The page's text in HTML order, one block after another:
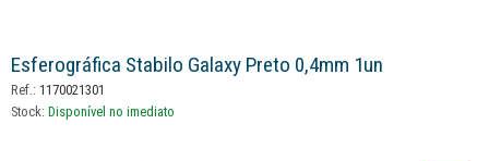
Esferográfica Stabilo Galaxy Preto 0,4mm 1un
Ref.: 1170021301
Stock: Disponível no imediato